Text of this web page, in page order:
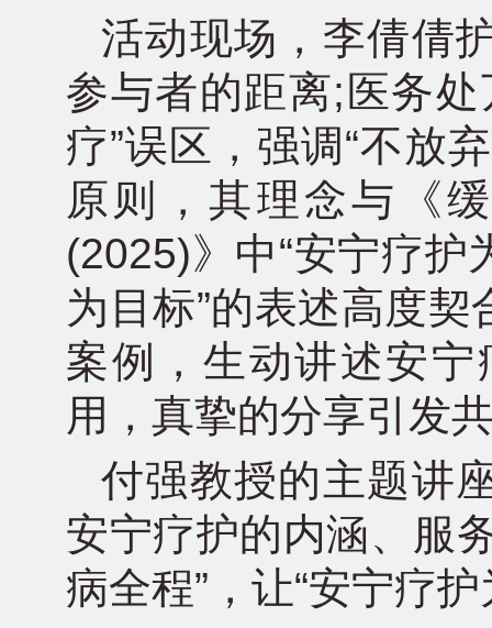
活动现场，李倩倩
参与者的距离;医务
疗”误区，强调“不放
原则，其理念与《
(2025)》中“安宁疗
为目标”的表述高度
案例，生动讲述安
用，真挚的分享引发
付强教授的主题讲
安宁疗护的内涵、服
病全程”，让“安宁疗